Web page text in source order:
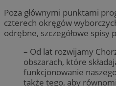
Poza głównymi punktami
czterech okręgów
odrębne, szczegółowe spisy
– Od lat rozwijamy
obszarach, które
funkcjonowanie
także tego, aby